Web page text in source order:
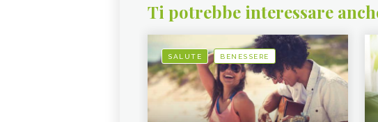
Ti potrebbe interessare
SALUTE BENESSERE